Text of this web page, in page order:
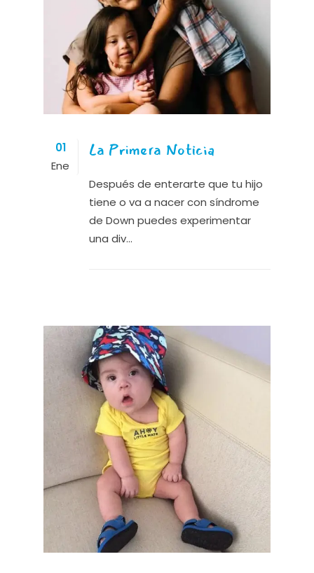
01
Ene
La Primera Noticia
Después de enterarte que tu hijo
tiene o va a nacer con síndrome
de Down puedes experimentar
una div...